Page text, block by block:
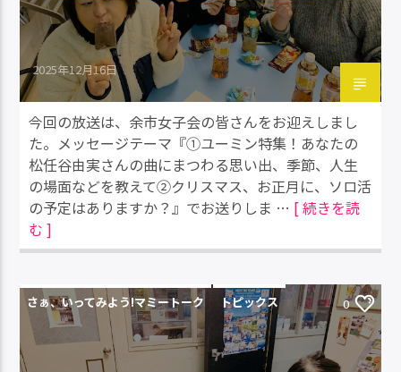
2025年12月16日
今回の放送は、余市女子会の皆さんをお迎えしまし
た。メッセージテーマ『①ユーミン特集！あなたの
松任谷由実さんの曲にまつわる思い出、季節、人生
の場面などを教えて②クリスマス、お正月に、ソロ活
の予定はありますか？』でお送りしま … [ 続きを読
む ]
さぁ、いってみよう!マミートーク トピックス 0